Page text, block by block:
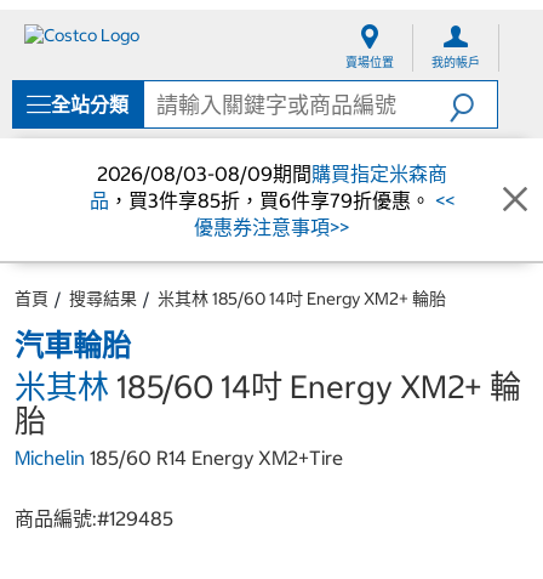
單
賣場位置 我的帳戶
全站分類
2026/08/03-08/09期間購買指定米森商
品 ，買3件享85折，買6件享79折優惠。 <<
優惠券注意事項>>
首頁 搜尋結果 米其林 185/60 14吋 Energy XM2+ 輪胎
汽車輪胎
米其林 185/60 14吋 Energy XM2+ 輪
胎
Michelin 185/60 R14 Energy XM2+Tire
商品編號:#129485